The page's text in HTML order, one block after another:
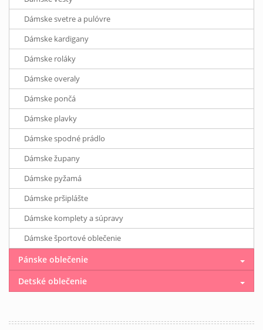
Dámske svetre a pulóvre
Dámske kardigany
Dámske roláky
Dámske overaly
Dámske pončá
Dámske plavky
Dámske spodné prádlo
Dámske župany
Dámske pyžamá
Dámske pršiplášte
Dámske komplety a súpravy
Dámske športové oblečenie
Pánske oblečenie
Detské oblečenie